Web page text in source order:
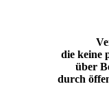
die keine
über
durch